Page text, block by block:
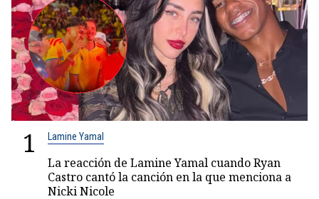
1 Lamine Yamal
La reacción de Lamine Yamal cuando Ryan
Castro cantó la canción en la que menciona a
Nicki Nicole